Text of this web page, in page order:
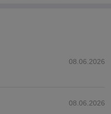
08.06.2026
08.06.2026